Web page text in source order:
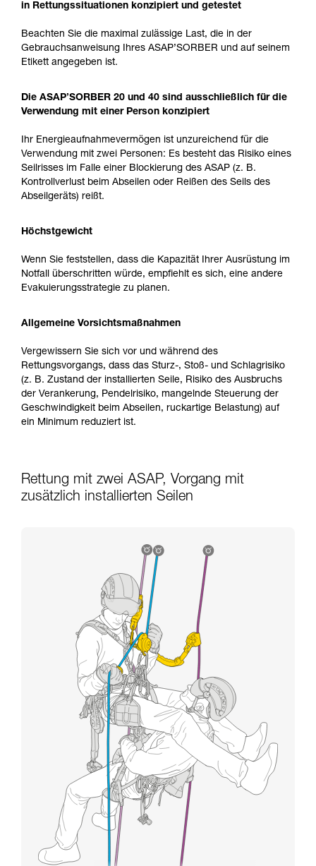
in Rettungssituationen konzipiert und getestet
Beachten Sie die maximal zulässige Last, die in der
Gebrauchsanweisung Ihres ASAP’SORBER und auf seinem
Etikett angegeben ist.
Die ASAP’SORBER 20 und 40 sind ausschließlich für die
Verwendung mit einer Person konzipiert
Ihr Energieaufnahmevermögen ist unzureichend für die
Verwendung mit zwei Personen: Es besteht das Risiko eines
Seilrisses im Falle einer Blockierung des ASAP (z. B.
Kontrollverlust beim Abseilen oder Reißen des Seils des
Abseilgeräts) reißt.
Höchstgewicht
Wenn Sie feststellen, dass die Kapazität Ihrer Ausrüstung im
Notfall überschritten würde, empfiehlt es sich, eine andere
Evakuierungsstrategie zu planen.
Allgemeine Vorsichtsmaßnahmen
Vergewissern Sie sich vor und während des
Rettungsvorgangs, dass das Sturz-, Stoß- und Schlagrisiko
(z. B. Zustand der installierten Seile, Risiko des Ausbruchs
der Verankerung, Pendelrisiko, mangelnde Steuerung der
Geschwindigkeit beim Abseilen, ruckartige Belastung) auf
ein Minimum reduziert ist.
Rettung mit zwei ASAP, Vorgang mit
zusätzlich installierten Seilen